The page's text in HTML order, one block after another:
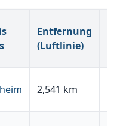
Entfernung
(Luftlinie)
2,541 km